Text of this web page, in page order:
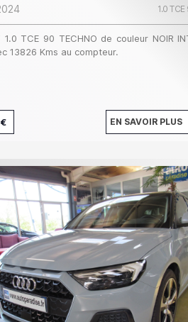
1.0
1.0 TCE 90 TECHNO de couleur NOIR
13826 Kms au compteur.
EN SAVOIR PLUS